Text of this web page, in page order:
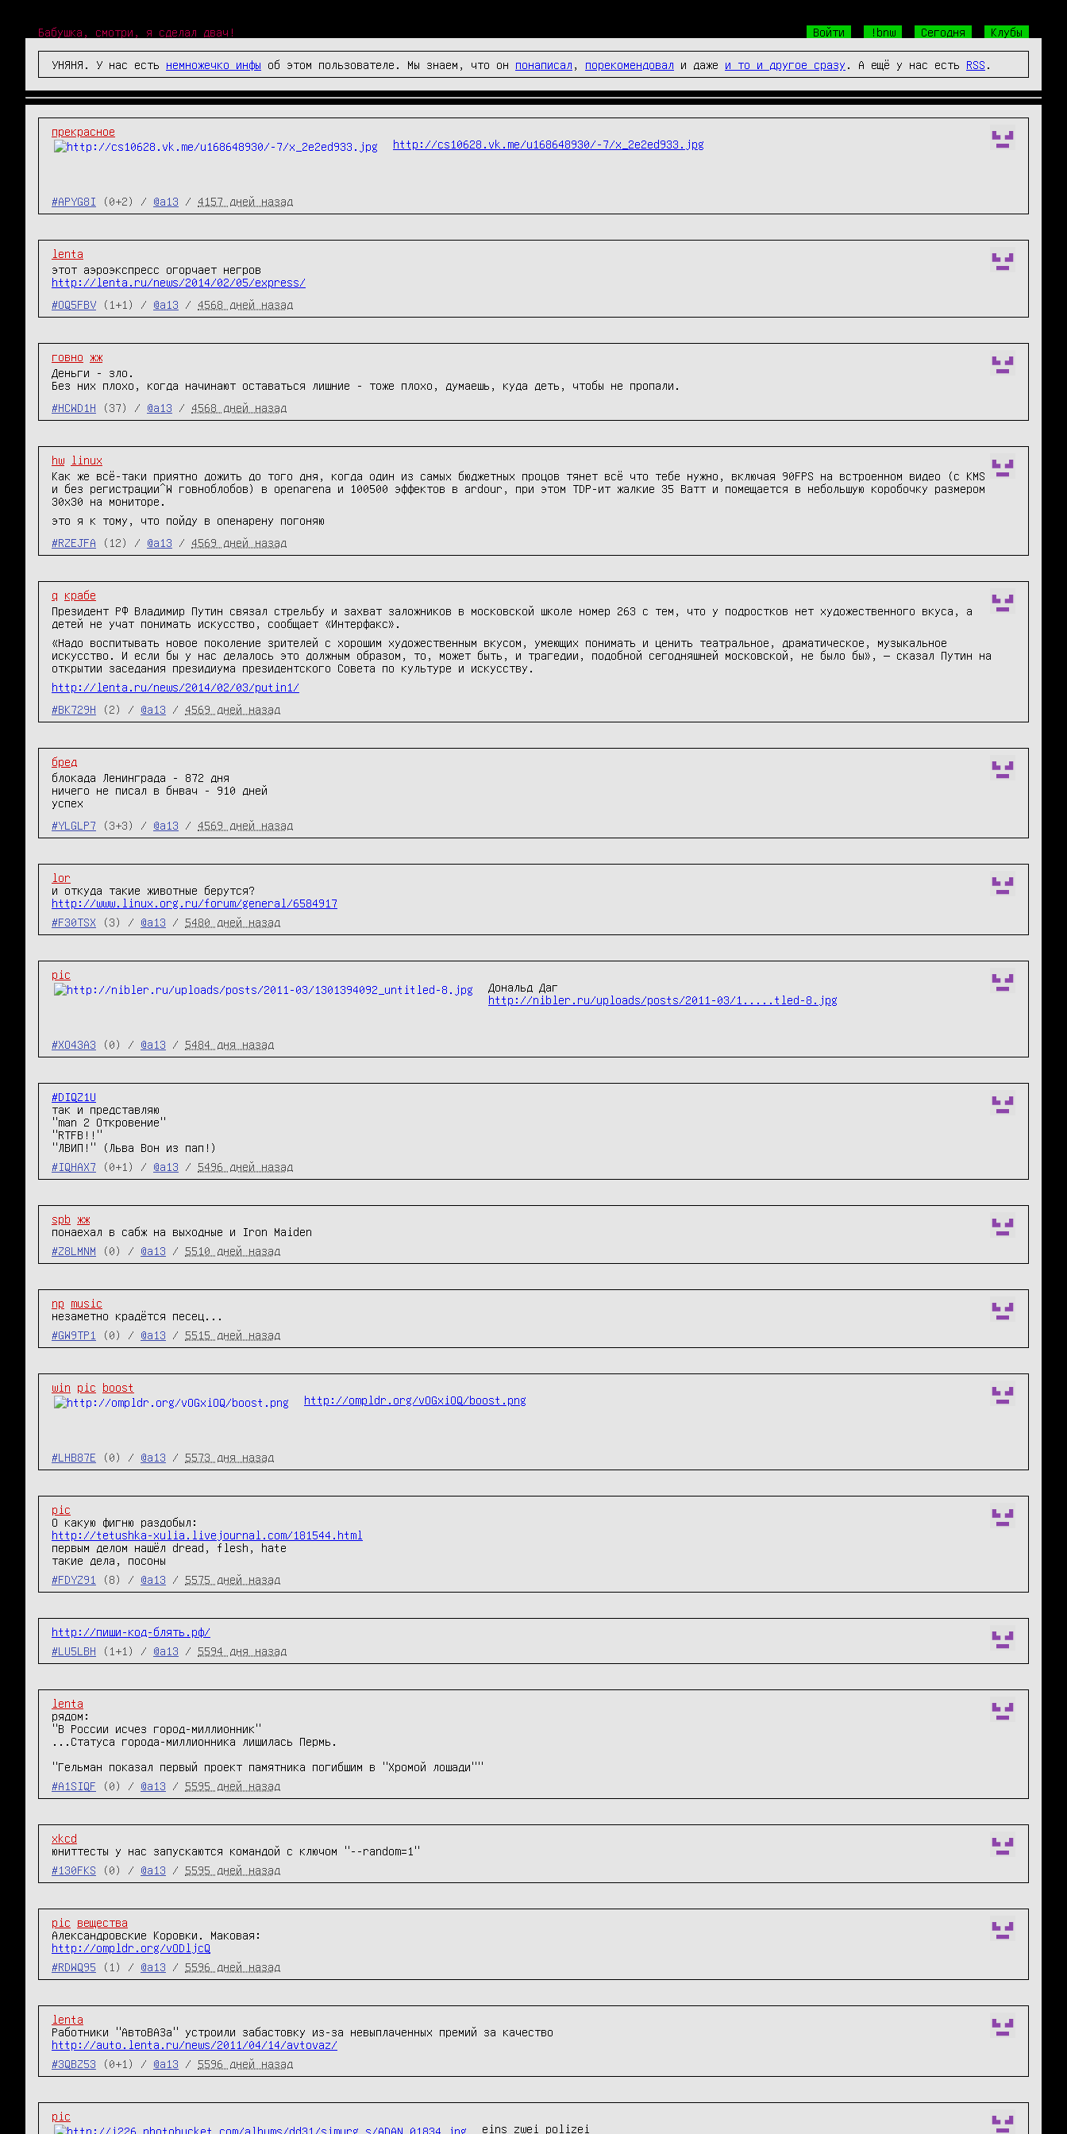
Бабушка, смотри, я сделал двач! Войти !bnw Сегодня Клубы
УНЯНЯ. У нас есть немножечко инфы об этом пользователе. Мы знаем, что он понаписал порекомендовал и даже и то и другое сразу . А ещё у нас есть RSS
прекрасное
http://cs10628.vk.me/u168648930/-7/x_2e2ed933.jpg
#APYG8I (0+2) / @a13 / 4157 дней назад
lenta
этот аэроэкспресс огорчает негров
http://lenta.ru/news/2014/02/05/express/
#OQ5FBV
(1+1) / @a13 / 4568 дней назад
говно
жж
Деньги - зло.
Без них плохо, когда начинают оставаться лишние - тоже плохо, думаешь, куда деть, чтобы не пропали.
#HCWD1H
(37) / @a13 / 4568 дней назад
hw
linux
Как же всё-таки приятно дожить до того дня, когда один из самых бюджетных процов тянет всё что тебе нужно, включая 90FPS на встроенном видео (с KMS
и без регистрации^W говноблобов) в openarena и 100500 эффектов в ardour, при этом TDP-ит жалкие 35 Ватт и помещается в небольшую коробочку размером
30x30 на мониторе.
это я к тому, что пойду в опенарену погоняю
#RZEJFA
(12) / @a13 / 4569 дней назад
q
крабе
Президент РФ Владимир Путин связал стрельбу и захват заложников в московской школе номер 263 с тем, что у подростков нет художественного вкуса, а
детей не учат понимать искусство, сообщает «Интерфакс».
«Надо воспитывать новое поколение зрителей с хорошим художественным вкусом, умеющих понимать и ценить театральное, драматическое, музыкальное
искусство. И если бы у нас делалось это должным образом, то, может быть, и трагедии, подобной сегодняшней московской, не было бы», — сказал Путин на
открытии заседания президиума президентского Совета по культуре и искусству.
http://lenta.ru/news/2014/02/03/putin1/
#BK729H
(2) / @a13 / 4569 дней назад
бред
блокада Ленинграда - 872 дня
ничего не писал в бнвач - 910 дней
успех
#YLGLP7
(3+3) / @a13 / 4569 дней назад
lor
http://www.linux.org.ru/forum/general/6584917
#F30TSX
(3) / @a13 / 5480 дней назад
pic
http://nibler.ru/uploads/posts/2011-03/1.....tled-8.jpg
#XO43A3 (0) / @a13 / 5484 дня назад
#DIQZ1U
так и представляю
"man 2 Откровение"
"RTFB!!"
"ЛВИП!" (Льва Вон из пап!)
#IQHAX7
(0+1) / @a13 / 5496 дней назад
spb
жж
понаехал в сабж на выходные и Iron Maiden
#Z8LMNM
(0) / @a13 / 5510 дней назад
np
music
незаметно крадётся песец...
#GW9TP1
(0) / @a13 / 5515 дней назад
win pic
boost
http://ompldr.org/vOGxiOQ/boost.png
#LHB87E (0) / @a13 / 5573 дня назад
pic
http://tetushka-xulia.livejournal.com/181544.html
первым делом нашёл dread, flesh, hate
такие дела, посоны
#FDYZ91
(8) / @a13 / 5575 дней назад
http://пиши-код-блять.рф/
#LU5LBH
(1+1) / @a13 / 5594 дня назад
lenta
рядом:
"В России исчез город-миллионник"
...Статуса города-миллионника лишилась Пермь.
"Гельман показал первый проект памятника погибшим в "Хромой лошади""
#A1SIQF
(0) / @a13 / 5595 дней назад
xkcd
юниттесты у нас запускаются командой с ключом "--random=1"
#130FKS
(0) / @a13 / 5595 дней назад
pic
вещества
http://ompldr.org/vODljcQ
#RDWQ95
(1) / @a13 / 5596 дней назад
lenta
http://auto.lenta.ru/news/2011/04/14/avtovaz/
#3QBZ53
(0+1) / @a13 / 5596 дней назад
pic